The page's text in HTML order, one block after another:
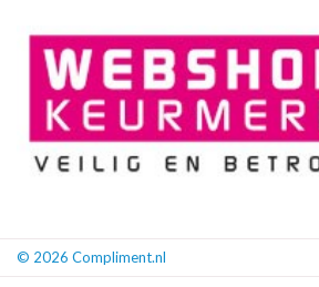
© 2026 Compliment.nl